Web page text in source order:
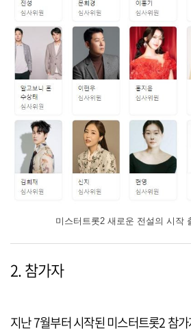
미스터트롯2 새로운 전설의 시작
2. 참가자
지난 7월부터 시작된 미스터트롯2 참